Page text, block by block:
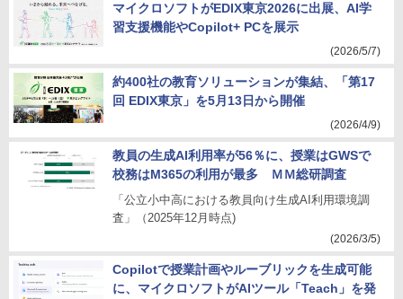
マイクロソフトがEDIX東京2026に出展、AI学
習支援機能やCopilot+ PCを展示
(2026/5/7)
約400社の教育ソリューションが集結、「第17
回 EDIX東京」を5月13日から開催
(2026/4/9)
教員の生成AI利用率が56％に、授業はGWSで
校務はM365の利用が最多 ＭＭ総研調査
「公立小中高における教員向け生成AI利用環境調
査」（2025年12月時点)
(2026/3/5)
Copilotで授業計画やルーブリックを生成可能
に、マイクロソフトがAIツール「Teach」を発